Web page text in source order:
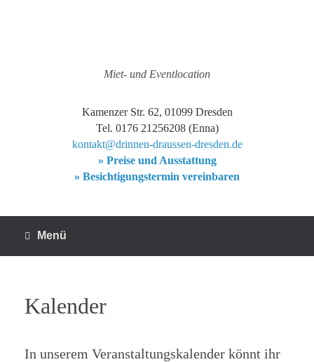
Miet- und Eventlocation
Kamenzer Str. 62, 01099 Dresden
Tel. 0176 21256208 (Enna)
kontakt@drinnen-draussen-dresden.de
» Preise und Ausstattung
» Besichtigungstermin vereinbaren
Menü
Kalender
In unserem Veranstaltungskalender könnt ihr